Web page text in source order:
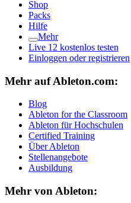
Shop
Packs
Hilfe
Mehr
Live 12 kostenlos testen
Einloggen oder registrieren
Mehr auf Ableton.com:
Blog
Ableton for the Classroom
Ableton für Hochschulen
Certified Training
Über Ableton
Stellenangebote
Ausbildung
Mehr von Ableton: